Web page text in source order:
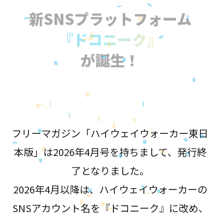
新SNSプラットフォーム
『ドコニーク』
が誕生！
フリーマガジン「ハイウェイウォーカー東日
本版」は2026年4月号を持ちまして、発行終
了となりました。
2026年4月以降は、ハイウェイウォーカーの
SNSアカウント名を『ドコニーク』に改め、